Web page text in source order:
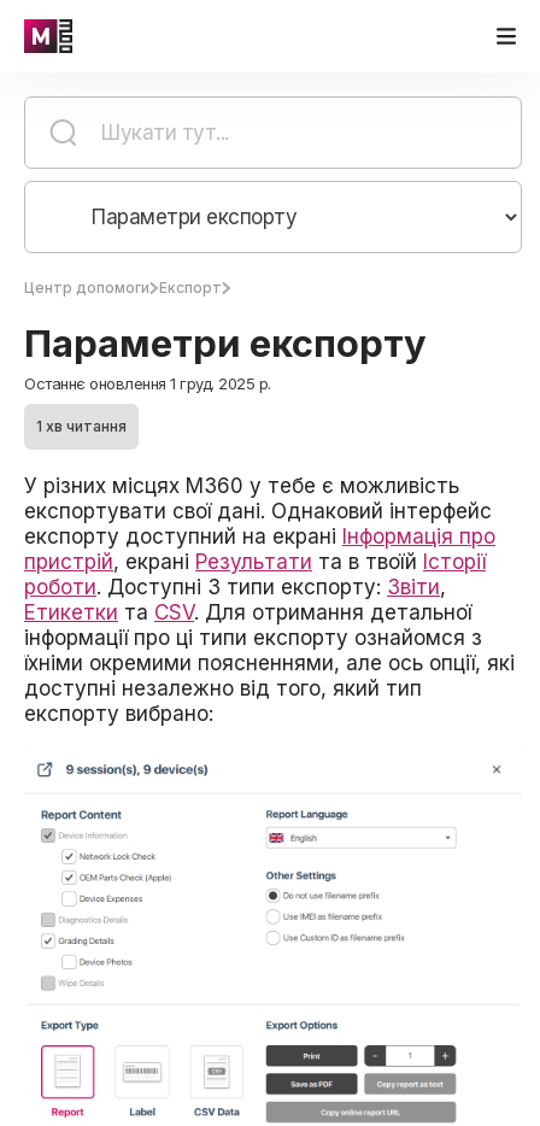
Центр допомоги Експорт
Параметри експорту
Останнє оновлення 1 груд. 2025 р.
1 хв читання
У різних місцях M360 у тебе є можливість
експортувати свої дані. Однаковий інтерфейс
експорту доступний на екрані Інформація про
пристрій, екрані Результати та в твоїй Історії
роботи. Доступні 3 типи експорту: Звіти,
Етикетки та CSV. Для отримання детальної
інформації про ці типи експорту ознайомся з
їхніми окремими поясненнями, але ось опції, які
доступні незалежно від того, який тип
експорту вибрано: